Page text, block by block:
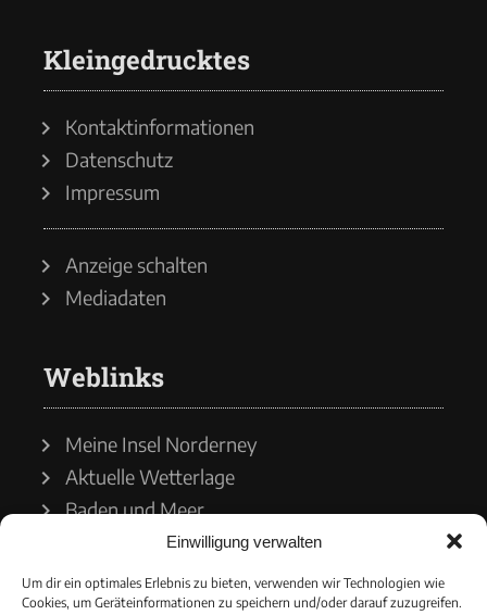
Einwilligung verwalten
Um dir ein optimales Erlebnis zu bieten, verwenden wir Technologien wie
Cookies, um Geräteinformationen zu speichern und/oder darauf zuzugreifen.
Kleingedrucktes
Kontaktinformationen
Datenschutz
Impressum
Anzeige schalten
Mediadaten
Weblinks
Meine Insel Norderney
Aktuelle Wetterlage
Baden und Meer
Wetterdienst